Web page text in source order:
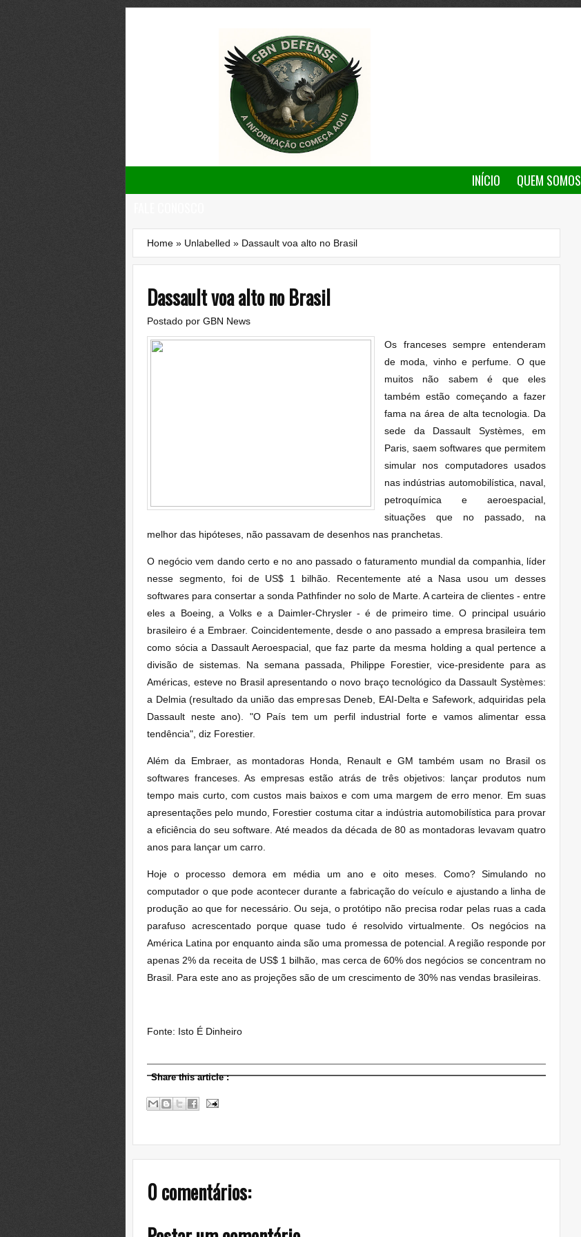
INÍCIO QUEM SOMOS
Home » Unlabelled » Dassault voa alto no Brasil
Dassault voa alto no Brasil
Postado por GBN News
Os franceses sempre entenderam
de moda, vinho e perfume. O que
muitos não sabem é que eles
também estão começando a fazer
fama na área de alta tecnologia. Da
sede da Dassault Systèmes, em
Paris, saem softwares que permitem
simular nos computadores usados
nas indústrias automobilística, naval,
petroquímica e aeroespacial,
situações que no passado, na
melhor das hipóteses, não passavam de desenhos nas pranchetas.
O negócio vem dando certo e no ano passado o faturamento mundial da companhia, líder
nesse segmento, foi de US$ 1 bilhão. Recentemente até a Nasa usou um desses
softwares para consertar a sonda Pathfinder no solo de Marte. A carteira de clientes - entre
eles a Boeing, a Volks e a Daimler-Chrysler - é de primeiro time.
O principal usuário
brasileiro é a Embraer. Coincidentemente, desde o ano passado a empresa brasileira tem
como sócia a Dassault Aeroespacial, que faz parte da mesma holding a qual pertence a
divisão de sistemas . Na semana passada, Philippe Forestier, vice-presidente para as
Américas, esteve no Brasil apresentando o novo braço tecnológico da Dassault Systèmes:
a Delmia (resultado da união das empresas Deneb, EAI-Delta e Safework, adquiridas pela
Dassault neste ano). "O País tem um perfil industrial forte e vamos alimentar essa
tendência", diz Forestier.
Além da Embraer, as montadoras Honda, Renault e GM também usam no Brasil os
softwares franceses. As empresas estão atrás de três objetivos: lançar produtos num
tempo mais curto, com custos mais baixos e com uma margem de erro menor. Em suas
apresentações pelo mundo, Forestier costuma citar a indústria automobilística para provar
a eficiência do seu software. Até meados da década de 80 as montadoras levavam quatro
anos para lançar um carro.
Hoje o processo demora em média um ano e oito meses. Como? Simulando no
computador o que pode acontecer durante a fabricação do veículo e ajustando a linha de
produção ao que for necessário. Ou seja, o protótipo não precisa rodar pelas ruas a cada
parafuso acrescentado porque quase tudo é resolvido virtualmente. Os negócios na
América Latina por enquanto ainda são uma promessa de potencial. A região responde por
apenas 2% da receita de US$ 1 bilhão, mas cerca de 60% dos negócios se concentram no
Brasil. Para este ano as projeções são de um crescimento de 30% nas vendas brasileiras.
Fonte: Isto É Dinheiro
Share this article:
0 comentários: